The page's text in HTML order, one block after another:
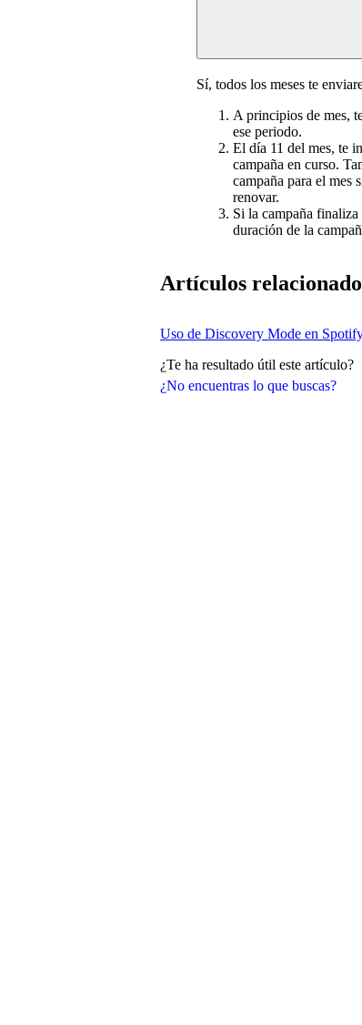
¿No encuentras lo que buscas?
Sí, todos los meses te
A principios de mes,
ese periodo.
El día 11 del mes, te
campaña en curso.
campaña para el mes
renovar.
Si la campaña
duración de la
Artículos
Uso de Discovery Mode en
¿Te ha resultado útil este artículo?